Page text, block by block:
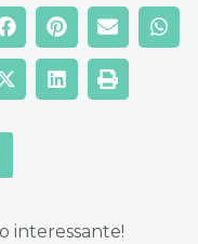
interessante!